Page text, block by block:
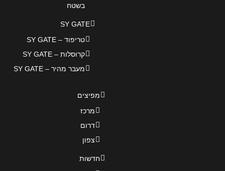
בשטח
SY GATE
טריפוד – SY GATE
קרוסלות – SY GATE
מעבר מהיר – SY GATE
מפיצים
מרכז
דרום
צפון
חדשות